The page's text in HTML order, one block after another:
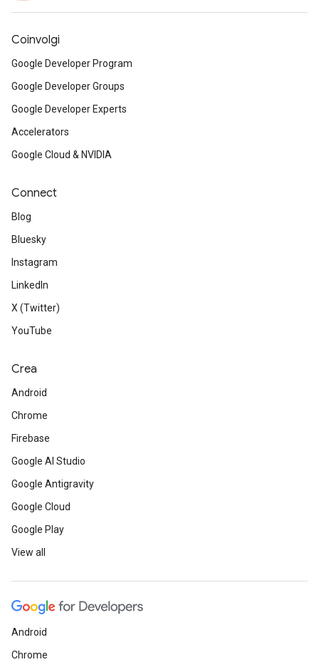
Coinvolgi
Google Developer Program
Google Developer Groups
Google Developer Experts
Accelerators
Google Cloud & NVIDIA
Connect
Blog
Bluesky
Instagram
LinkedIn
X (Twitter)
YouTube
Crea
Android
Chrome
Firebase
Google AI Studio
Google Antigravity
Google Cloud
Google Play
View all
Android
Chrome